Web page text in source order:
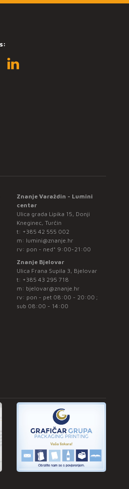
Znanje Varaždin - Lumini
centar
Ulica grada Lipika 15, Donji
Kneginec, Turčin
t: +385 42 555 002
m: lumini@znanje.hr
rv: pon - ned* 9:00-21:00
Znanje Bjelovar
Ulica Frana Supila 3, Bjelovar
t: +385 43 295 718
m: bjelovar@znanje.hr
rv: pon - pet 08:00 - 20:00 ;
sub 08:00 - 14:00